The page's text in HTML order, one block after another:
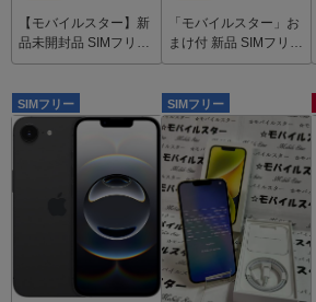
【モバイルスター】新
品未開封品 SIMフリー
品 OPPO A3 5G パー
「モバイルスター」お
まけ付 新品 SIMフリー
品 iPhone12 64GB Pur
SIMフリー SIMフリー